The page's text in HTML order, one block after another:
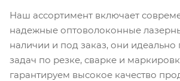
Наш ассортимент включает
надежные оптоволоконные
наличии и под заказ, они идеально
задач по резке, сварке и
гарантируем высокое качество